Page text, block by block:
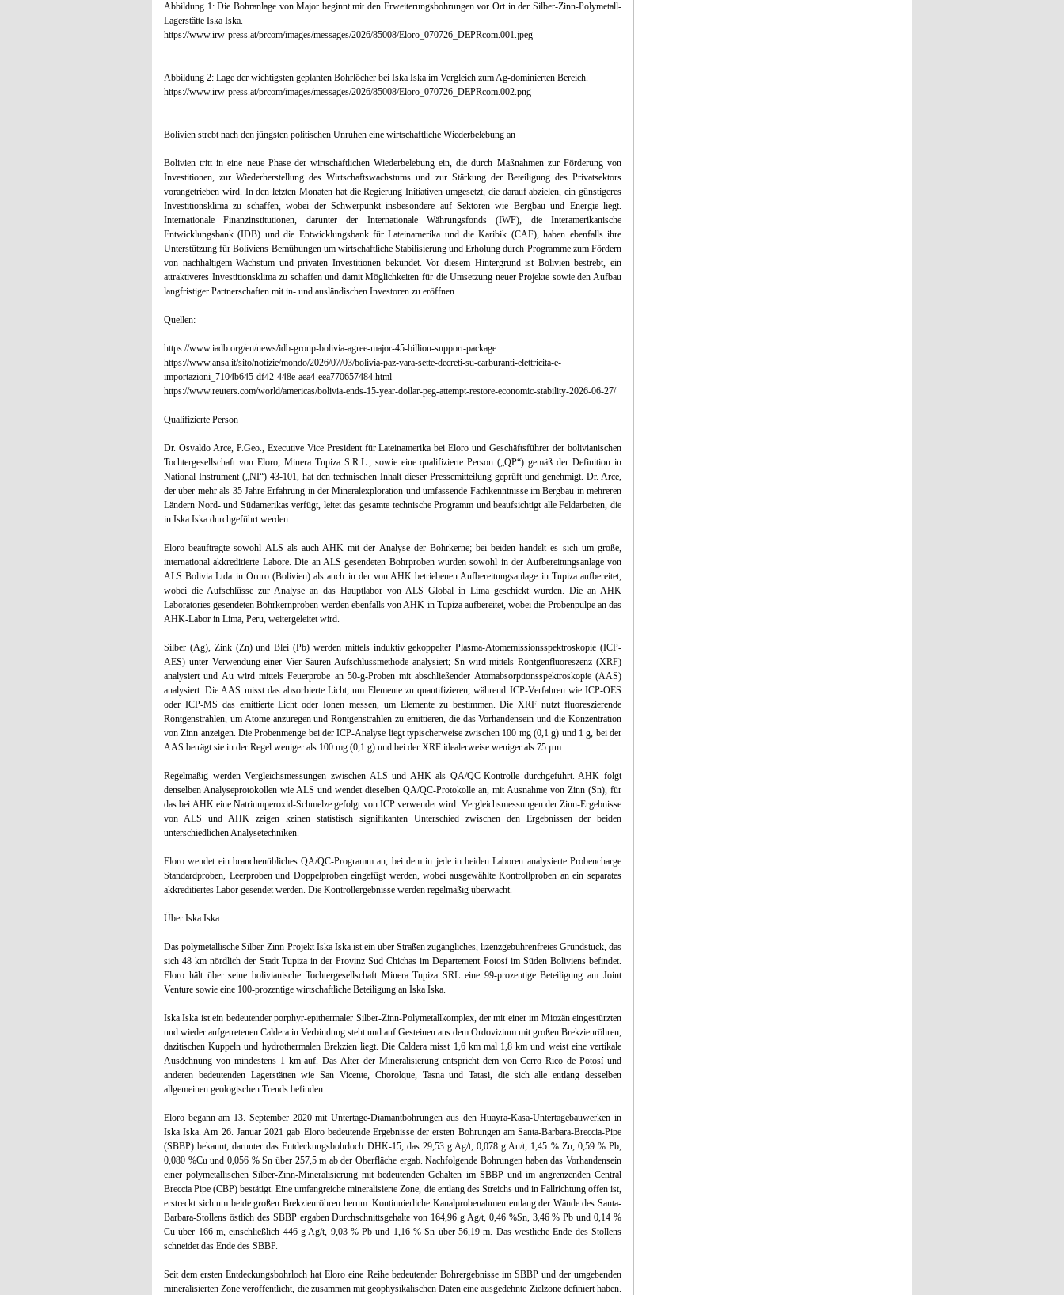
Abbildung 1: Die Bohranlage von Major beginnt mit den Erweiterungsbohrungen vor Ort in der Silber-Zinn-Polymetall-
Lagerstätte Iska Iska.
https://www.irw-press.at/prcom/images/messages/2026/85008/Eloro_070726_DEPRcom.001.jpeg
Abbildung 2: Lage der wichtigsten geplanten Bohrlöcher bei Iska Iska im Vergleich zum Ag-dominierten Bereich.
https://www.irw-press.at/prcom/images/messages/2026/85008/Eloro_070726_DEPRcom.002.png
Bolivien strebt nach den jüngsten politischen Unruhen eine wirtschaftliche Wiederbelebung an
Bolivien tritt in eine neue Phase der wirtschaftlichen Wiederbelebung ein, die durch Maßnahmen zur Förderung von
Investitionen, zur Wiederherstellung des Wirtschaftswachstums und zur Stärkung der Beteiligung des Privatsektors
vorangetrieben wird. In den letzten Monaten hat die Regierung Initiativen umgesetzt, die darauf abzielen, ein günstigeres
Investitionsklima zu schaffen, wobei der Schwerpunkt insbesondere auf Sektoren wie Bergbau und Energie liegt.
Internationale Finanzinstitutionen, darunter der Internationale Währungsfonds (IWF), die Interamerikanische
Entwicklungsbank (IDB) und die Entwicklungsbank für Lateinamerika und die Karibik (CAF), haben ebenfalls ihre
Unterstützung für Boliviens Bemühungen um wirtschaftliche Stabilisierung und Erholung durch Programme zum Fördern
von nachhaltigem Wachstum und privaten Investitionen bekundet. Vor diesem Hintergrund ist Bolivien bestrebt, ein
attraktiveres Investitionsklima zu schaffen und damit Möglichkeiten für die Umsetzung neuer Projekte sowie den Aufbau
langfristiger Partnerschaften mit in- und ausländischen Investoren zu eröffnen.
Quellen:
https://www.iadb.org/en/news/idb-group-bolivia-agree-major-45-billion-support-package
https://www.ansa.it/sito/notizie/mondo/2026/07/03/bolivia-paz-vara-sette-decreti-su-carburanti-elettricita-e-
importazioni_7104b645-df42-448e-aea4-eea770657484.html
https://www.reuters.com/world/americas/bolivia-ends-15-year-dollar-peg-attempt-restore-economic-stability-2026-06-27/
Qualifizierte Person
Dr. Osvaldo Arce, P.Geo., Executive Vice President für Lateinamerika bei Eloro und Geschäftsführer der bolivianischen
Tochtergesellschaft von Eloro, Minera Tupiza S.R.L., sowie eine qualifizierte Person („QP“) gemäß der Definition in
National Instrument („NI“) 43-101, hat den technischen Inhalt dieser Pressemitteilung geprüft und genehmigt. Dr. Arce,
der über mehr als 35 Jahre Erfahrung in der Mineralexploration und umfassende Fachkenntnisse im Bergbau in mehreren
Ländern Nord- und Südamerikas verfügt, leitet das gesamte technische Programm und beaufsichtigt alle Feldarbeiten, die
in Iska Iska durchgeführt werden.
Eloro beauftragte sowohl ALS als auch AHK mit der Analyse der Bohrkerne; bei beiden handelt es sich um große,
international akkreditierte Labore. Die an ALS gesendeten Bohrproben wurden sowohl in der Aufbereitungsanlage von
ALS Bolivia Ltda in Oruro (Bolivien) als auch in der von AHK betriebenen Aufbereitungsanlage in Tupiza aufbereitet,
wobei die Aufschlüsse zur Analyse an das Hauptlabor von ALS Global in Lima geschickt wurden. Die an AHK
Laboratories gesendeten Bohrkernproben werden ebenfalls von AHK in Tupiza aufbereitet, wobei die Probenpulpe an das
AHK-Labor in Lima, Peru, weitergeleitet wird.
Silber (Ag), Zink (Zn) und Blei (Pb) werden mittels induktiv gekoppelter Plasma-Atomemissionsspektroskopie (ICP-
AES) unter Verwendung einer Vier-Säuren-Aufschlussmethode analysiert; Sn wird mittels Röntgenfluoreszenz (XRF)
analysiert und Au wird mittels Feuerprobe an 50-g-Proben mit abschließender Atomabsorptionsspektroskopie (AAS)
analysiert. Die AAS misst das absorbierte Licht, um Elemente zu quantifizieren, während ICP-Verfahren wie ICP-OES
oder ICP-MS das emittierte Licht oder Ionen messen, um Elemente zu bestimmen. Die XRF nutzt fluoreszierende
Röntgenstrahlen, um Atome anzuregen und Röntgenstrahlen zu emittieren, die das Vorhandensein und die Konzentration
von Zinn anzeigen. Die Probenmenge bei der ICP-Analyse liegt typischerweise zwischen 100 mg (0,1 g) und 1 g, bei der
AAS beträgt sie in der Regel weniger als 100 mg (0,1 g) und bei der XRF idealerweise weniger als 75 µm.
Regelmäßig werden Vergleichsmessungen zwischen ALS und AHK als QA/QC-Kontrolle durchgeführt. AHK folgt
denselben Analyseprotokollen wie ALS und wendet dieselben QA/QC-Protokolle an, mit Ausnahme von Zinn (Sn), für
das bei AHK eine Natriumperoxid-Schmelze gefolgt von ICP verwendet wird. Vergleichsmessungen der Zinn-Ergebnisse
von ALS und AHK zeigen keinen statistisch signifikanten Unterschied zwischen den Ergebnissen der beiden
unterschiedlichen Analysetechniken.
Eloro wendet ein branchenübliches QA/QC-Programm an, bei dem in jede in beiden Laboren analysierte Probencharge
Standardproben, Leerproben und Doppelproben eingefügt werden, wobei ausgewählte Kontrollproben an ein separates
akkreditiertes Labor gesendet werden. Die Kontrollergebnisse werden regelmäßig überwacht.
Über Iska Iska
Das polymetallische Silber-Zinn-Projekt Iska Iska ist ein über Straßen zugängliches, lizenzgebührenfreies Grundstück, das
sich 48 km nördlich der Stadt Tupiza in der Provinz Sud Chichas im Departement Potosí im Süden Boliviens befindet.
Eloro hält über seine bolivianische Tochtergesellschaft Minera Tupiza SRL eine 99-prozentige Beteiligung am Joint
Venture sowie eine 100-prozentige wirtschaftliche Beteiligung an Iska Iska.
Iska Iska ist ein bedeutender porphyr-epithermaler Silber-Zinn-Polymetallkomplex, der mit einer im Miozän eingestürzten
und wieder aufgetretenen Caldera in Verbindung steht und auf Gesteinen aus dem Ordovizium mit großen Brekzienröhren,
dazitischen Kuppeln und hydrothermalen Brekzien liegt. Die Caldera misst 1,6 km mal 1,8 km und weist eine vertikale
Ausdehnung von mindestens 1 km auf. Das Alter der Mineralisierung entspricht dem von Cerro Rico de Potosí und
anderen bedeutenden Lagerstätten wie San Vicente, Chorolque, Tasna und Tatasi, die sich alle entlang desselben
allgemeinen geologischen Trends befinden.
Eloro begann am 13. September 2020 mit Untertage-Diamantbohrungen aus den Huayra-Kasa-Untertagebauwerken in
Iska Iska. Am 26. Januar 2021 gab Eloro bedeutende Ergebnisse der ersten Bohrungen am Santa-Barbara-Breccia-Pipe
(SBBP) bekannt, darunter das Entdeckungsbohrloch DHK-15, das 29,53 g Ag/t, 0,078 g Au/t, 1,45 % Zn, 0,59 % Pb,
0,080 %Cu und 0,056 % Sn über 257,5 m ab der Oberfläche ergab. Nachfolgende Bohrungen haben das Vorhandensein
einer polymetallischen Silber-Zinn-Mineralisierung mit bedeutenden Gehalten im SBBP und im angrenzenden Central
Breccia Pipe (CBP) bestätigt. Eine umfangreiche mineralisierte Zone, die entlang des Streichs und in Fallrichtung offen ist,
erstreckt sich um beide großen Brekzienröhren herum. Kontinuierliche Kanalprobenahmen entlang der Wände des Santa-
Barbara-Stollens östlich des SBBP ergaben Durchschnittsgehalte von 164,96 g Ag/t, 0,46 %Sn, 3,46 % Pb und 0,14 %
Cu über 166 m, einschließlich 446 g Ag/t, 9,03 % Pb und 1,16 % Sn über 56,19 m. Das westliche Ende des Stollens
schneidet das Ende des SBBP.
Seit dem ersten Entdeckungsbohrloch hat Eloro eine Reihe bedeutender Bohrergebnisse im SBBP und der umgebenden
mineralisierten Zone veröffentlicht, die zusammen mit geophysikalischen Daten eine ausgedehnte Zielzone definiert haben.